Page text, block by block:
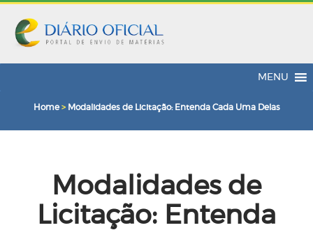
MENU
Home> Modalidades de Licitação: Entenda Cada Uma Delas
Modalidades de
Licitação: Entenda